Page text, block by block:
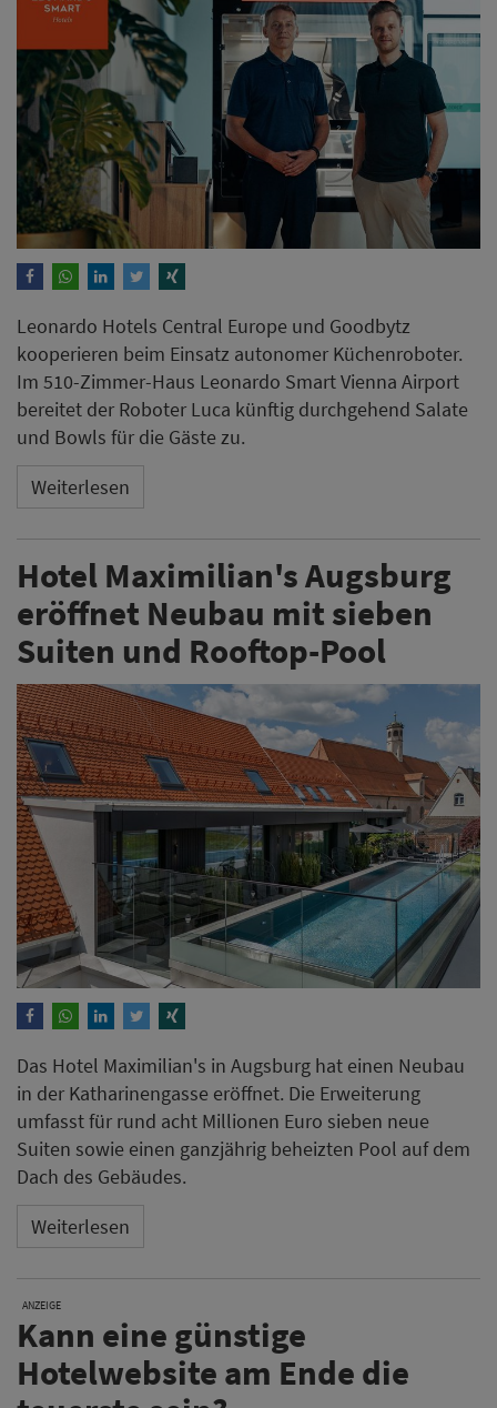
Leonardo Hotels Central Europe und Goodbytz
kooperieren beim Einsatz autonomer Küchenroboter.
Im 510-Zimmer-Haus Leonardo Smart Vienna Airport
bereitet der Roboter Luca künftig durchgehend Salate
und Bowls für die Gäste zu.
Weiterlesen
Hotel Maximilian's Augsburg
eröffnet Neubau mit sieben
Suiten und Rooftop-Pool
Das Hotel Maximilian's in Augsburg hat einen Neubau
in der Katharinengasse eröffnet. Die Erweiterung
umfasst für rund acht Millionen Euro sieben neue
Suiten sowie einen ganzjährig beheizten Pool auf dem
Dach des Gebäudes.
Weiterlesen
ANZEIGE
Kann eine günstige
Hotelwebsite am Ende die